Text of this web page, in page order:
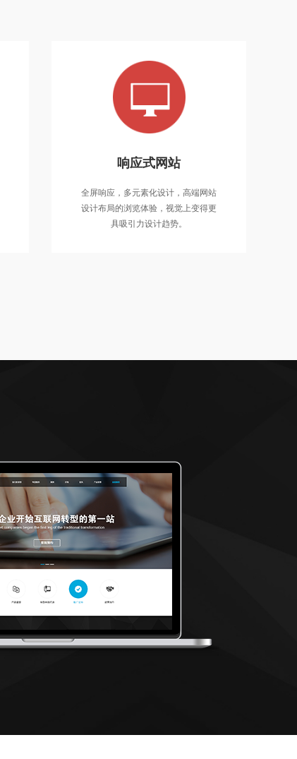
营销型网站
响应式网站
全屏响应，多元素化设计，高端网站
设计布局的浏览体验，视觉上变得更
具吸引力设计趋势。